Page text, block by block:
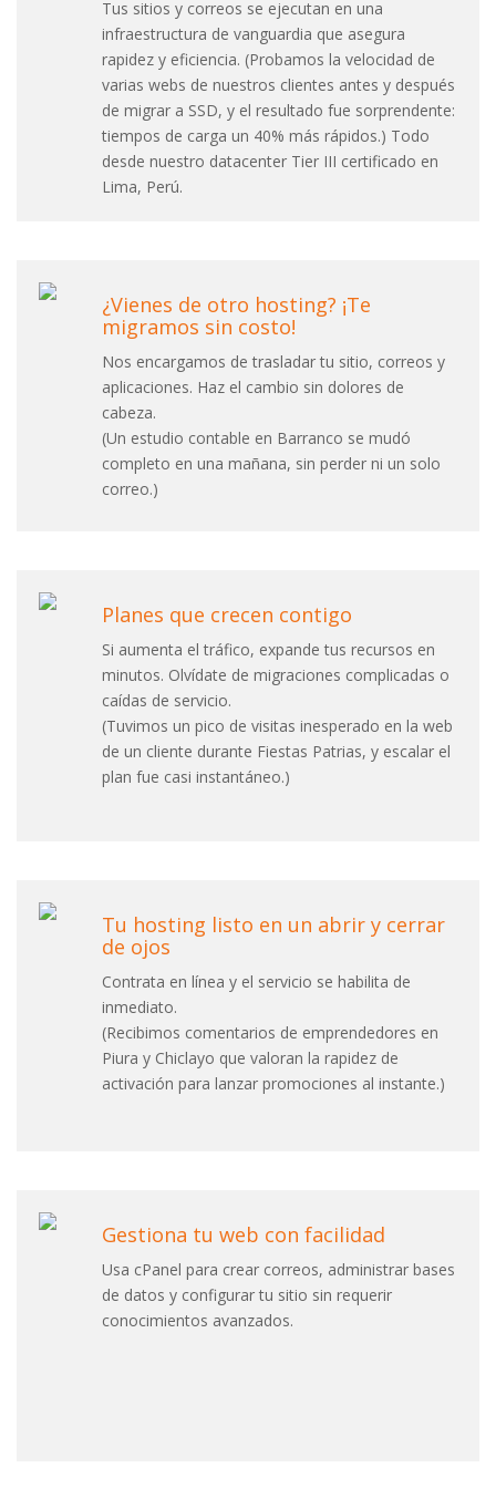
Tus sitios y correos se ejecutan en una
infraestructura de vanguardia que asegura
rapidez y eficiencia. (Probamos la velocidad de
varias webs de nuestros clientes antes y después
de migrar a SSD, y el resultado fue sorprendente:
tiempos de carga un 40% más rápidos.) Todo
desde nuestro datacenter Tier III certificado en
Lima, Perú.
¿Vienes de otro hosting? ¡Te
migramos sin costo!
Nos encargamos de trasladar tu sitio, correos y
aplicaciones. Haz el cambio sin dolores de
cabeza.
(Un estudio contable en Barranco se mudó
completo en una mañana, sin perder ni un solo
correo.)
Planes que crecen contigo
Si aumenta el tráfico, expande tus recursos en
minutos. Olvídate de migraciones complicadas o
caídas de servicio.
(Tuvimos un pico de visitas inesperado en la web
de un cliente durante Fiestas Patrias, y escalar el
plan fue casi instantáneo.)
Tu hosting listo en un abrir y cerrar
de ojos
Contrata en línea y el servicio se habilita de
inmediato.
(Recibimos comentarios de emprendedores en
Piura y Chiclayo que valoran la rapidez de
activación para lanzar promociones al instante.)
Gestiona tu web con facilidad
Usa cPanel para crear correos, administrar bases
de datos y configurar tu sitio sin requerir
conocimientos avanzados.